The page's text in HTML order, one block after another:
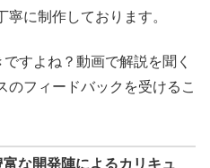
に制作しております。
すよね？動画で解説を聞く
のフィードバックを受けるこ
開発陣によるカリキュ